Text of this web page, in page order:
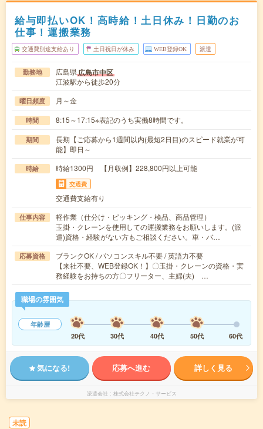
給与即払いOK！高時給！土日休み！日勤のお
仕事！運搬業務
交通費別途支給あり 土日祝日が休み WEB登録OK 派遣
勤務地 広島県広島市中区
江波駅から徒歩20分
曜日頻度 月～金
時間 8:15～17:15※表記のうち実働8時間です。
期間
長期【ご応募から1週間以内(最短2日目)のスピード就業が可
能】即日～
時給 時給1300円 【月収例】228,800円以上可能
交通費
交通費支給有り
仕事内容
軽作業（仕分け・ピッキング・検品、商品管理）
玉掛・クレーンを使用しての運搬業務をお願いします。(派
遣)資格・経験がない方もご相談ください。車・バ…
応募資格
ブランクOK / パソコンスキル不要 / 英語力不要
【来社不要、WEB登録OK！】〇玉掛・クレーンの資格・実
務経験をお持ちの方〇フリーター、主婦(夫) …
職場の雰囲気
年齢層
20代
30代 40代 50代 60代
気になる! 応募へ進む 詳しく見る
派遣会社 株式会社テクノ・サービス
未読